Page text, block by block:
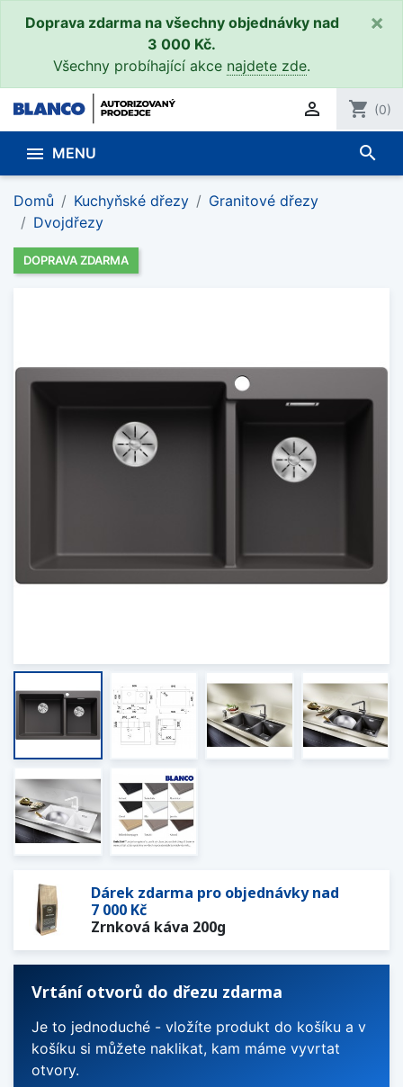
Doprava zdarma na všechny objednávky nad
3 000 Kč.
Všechny probíhající akce najdete zde.
×
 shopping_cart (0)
 MENU search
Domů Kuchyňské dřezy
Granitové dřezy
Dvojdřezy
DOPRAVA ZDARMA
Dárek zdarma pro objednávky nad
7 000 Kč
Zrnková káva 200g
Vrtání otvorů do dřezu zdarma
Je to jednoduché - vložíte produkt do košíku a v
košíku si můžete naklikat, kam máme vyvrtat
otvory.